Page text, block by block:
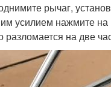
рычаг,
усилием нажмите
разломается на две